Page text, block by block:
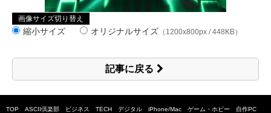
画像サイズ切り替え
縮小サイズ オリジナルサイズ （1200x800px / 448KB）
記事に戻る
TOP ASCII倶楽部 ビジネス TECH デジタル iPhone/Mac ゲーム・ホビー 自作PC